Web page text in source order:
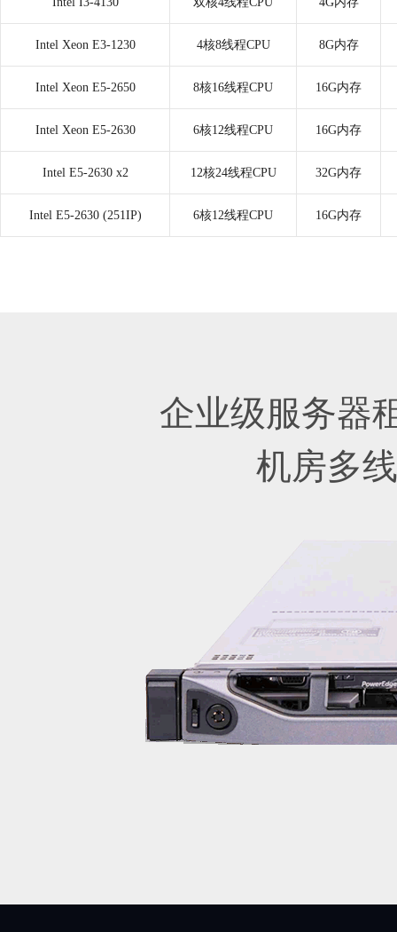
Intel Xeon E3-1230 4核8线程CPU 8G内存
Intel Xeon E5-2650 8核16线程CPU 16G内存
Intel Xeon E5-2630 6核12线程CPU 16G内存
Intel E5-2630 x2 12核24线程CPU 32G内存
Intel E5-2630 (251IP) 6核12线程CPU 16G内存
企业级服务器
机房多